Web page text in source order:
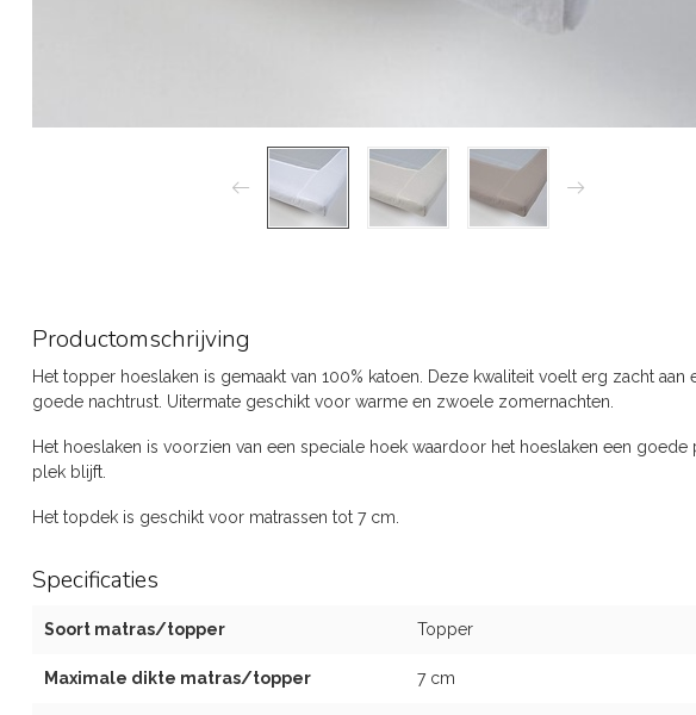
Productomschrijving
Het topper hoeslaken is gemaakt van 100% katoen. Deze kwaliteit voelt erg zacht
goede nachtrust. Uitermate geschikt voor warme en zwoele zomernachten.
Het hoeslaken is voorzien van een speciale hoek waardoor het hoeslaken een
plek blijft.
Het topdek is geschikt voor matrassen tot 7 cm.
Specificaties
Soort matras/topper Topper
Maximale dikte matras/topper 7 cm